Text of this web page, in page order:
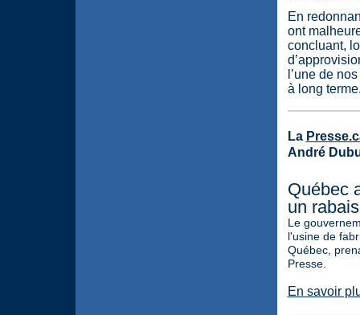
En
ont
concluant,
l’une de
à long
La
André
Québec
un
Le
l'usine de
Québec,
Presse.
En savoir